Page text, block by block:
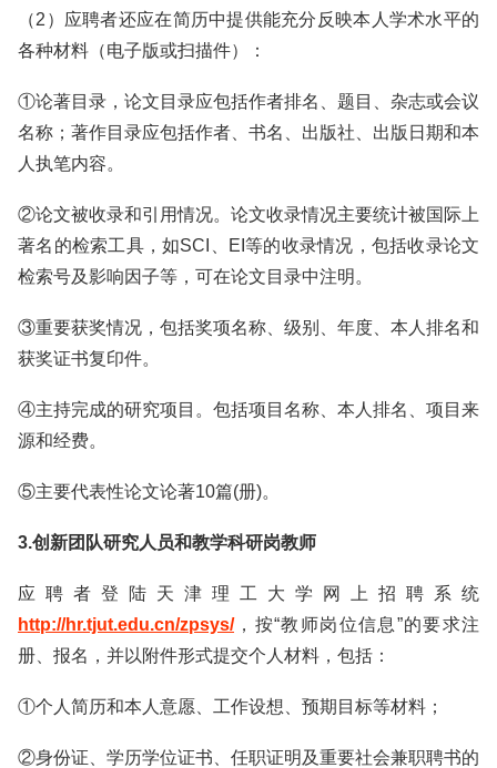
（2）应聘者还应在简历中提供能充分反映本人学术水平的
各种材料（电子版或扫描件）：
①论著目录，论文目录应包括作者排名、题目、杂志或会议
名称；著作目录应包括作者、书名、出版社、出版日期和本
人执笔内容。
②论文被收录和引用情况。论文收录情况主要统计被国际上
著名的检索工具，如SCI、EI等的收录情况，包括收录论文
检索号及影响因子等，可在论文目录中注明。
③重要获奖情况，包括奖项名称、级别、年度、本人排名和
获奖证书复印件。
④主持完成的研究项目。包括项目名称、本人排名、项目来
源和经费。
⑤主要代表性论文论著10篇(册)。
3.创新团队研究人员和教学科研岗教师
应聘者登陆天津理工大学网上招聘系统
http://hr.tjut.edu.cn/zpsys/，按“教师岗位信息”的要求注
册、报名，并以附件形式提交个人材料，包括：
①个人简历和本人意愿、工作设想、预期目标等材料；
②身份证、学历学位证书、任职证明及重要社会兼职聘书的